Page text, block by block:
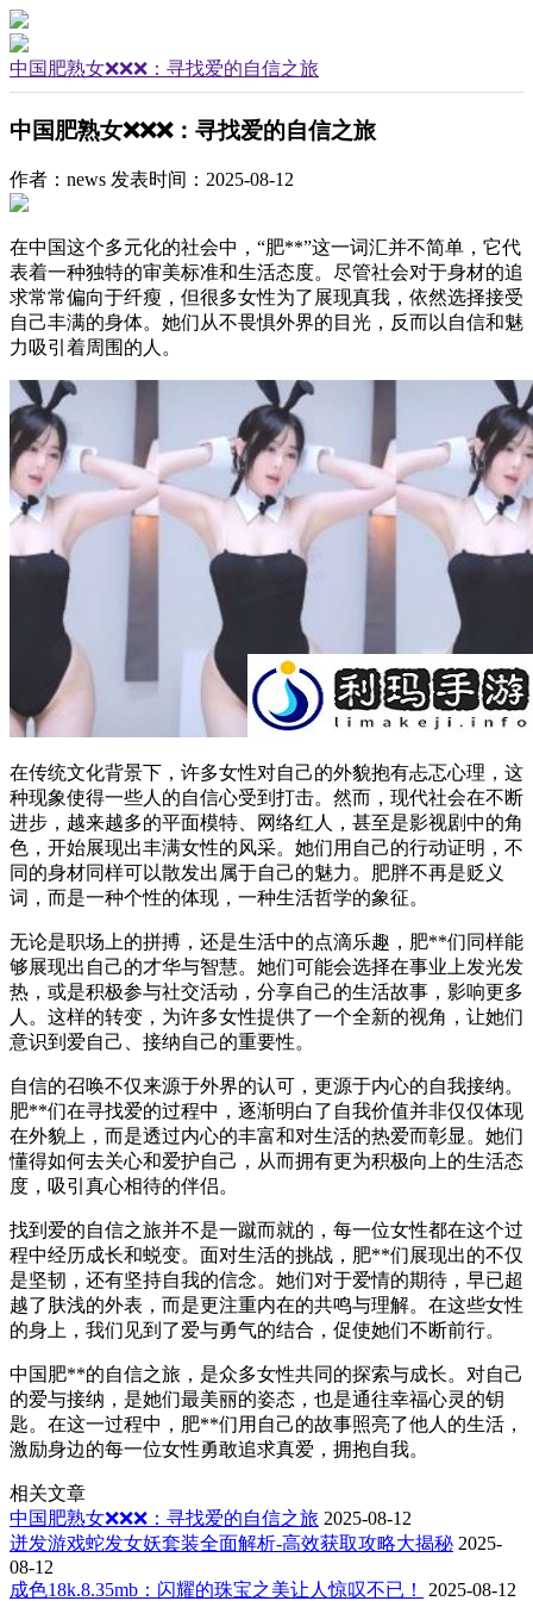
中国肥熟女❌❌❌：寻找爱的自信之旅
中国肥熟女❌❌❌：寻找爱的自信之旅
作者：news 发表时间：2025-08-12
在中国这个多元化的社会中，“肥**”这一词汇并不简单，它代
表着一种独特的审美标准和生活态度。尽管社会对于身材的追
求常常偏向于纤瘦，但很多女性为了展现真我，依然选择接受
自己丰满的身体。她们从不畏惧外界的目光，反而以自信和魅
力吸引着周围的人。
在传统文化背景下，许多女性对自己的外貌抱有忐忑心理，这
种现象使得一些人的自信心受到打击。然而，现代社会在不断
进步，越来越多的平面模特、网络红人，甚至是影视剧中的角
色，开始展现出丰满女性的风采。她们用自己的行动证明，不
同的身材同样可以散发出属于自己的魅力。肥胖不再是贬义
词，而是一种个性的体现，一种生活哲学的象征。
无论是职场上的拼搏，还是生活中的点滴乐趣，肥**们同样能
够展现出自己的才华与智慧。她们可能会选择在事业上发光发
热，或是积极参与社交活动，分享自己的生活故事，影响更多
人。这样的转变，为许多女性提供了一个全新的视角，让她们
意识到爱自己、接纳自己的重要性。
自信的召唤不仅来源于外界的认可，更源于内心的自我接纳。
肥**们在寻找爱的过程中，逐渐明白了自我价值并非仅仅体现
在外貌上，而是透过内心的丰富和对生活的热爱而彰显。她们
懂得如何去关心和爱护自己，从而拥有更为积极向上的生活态
度，吸引真心相待的伴侣。
找到爱的自信之旅并不是一蹴而就的，每一位女性都在这个过
程中经历成长和蜕变。面对生活的挑战，肥**们展现出的不仅
是坚韧，还有坚持自我的信念。她们对于爱情的期待，早已超
越了肤浅的外表，而是更注重内在的共鸣与理解。在这些女性
的身上，我们见到了爱与勇气的结合，促使她们不断前行。
中国肥**的自信之旅，是众多女性共同的探索与成长。对自己
的爱与接纳，是她们最美丽的姿态，也是通往幸福心灵的钥
匙。在这一过程中，肥**们用自己的故事照亮了他人的生活，
激励身边的每一位女性勇敢追求真爱，拥抱自我。
相关文章
中国肥熟女❌❌❌：寻找爱的自信之旅 2025-08-12
迸发游戏蛇发女妖套装全面解析-高效获取攻略大揭秘 2025-
08-12
成色18k.8.35mb：闪耀的珠宝之美让人惊叹不已！
2025-08-12